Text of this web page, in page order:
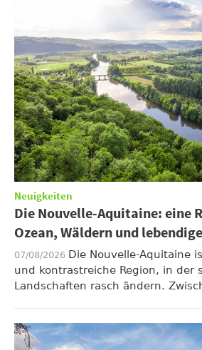
Neuigkeiten
Die Nouvelle-Aquitaine: eine
Ozean, Wäldern und
07/08/2026 Die Nouvelle-Aquitaine
und kontrastreiche Region, in der
Landschaften rasch ändern.